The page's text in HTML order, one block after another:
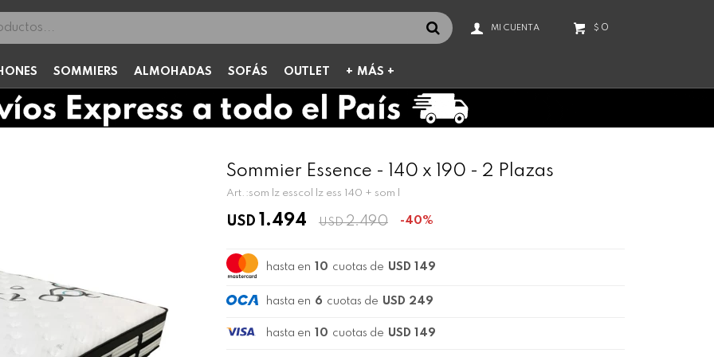
SOMMIERS ALMOHADAS SOFÁS OUTLET MÁS +
$ 0
Sommier Essence - 140 x 190 - 2 Plazas
som lz esscol lz ess 140 + som l
USD 1.494 USD 2.490 40
hasta en 10 cuotas de USD 149
hasta en 6 cuotas de USD 249
hasta en 10 cuotas de USD 149